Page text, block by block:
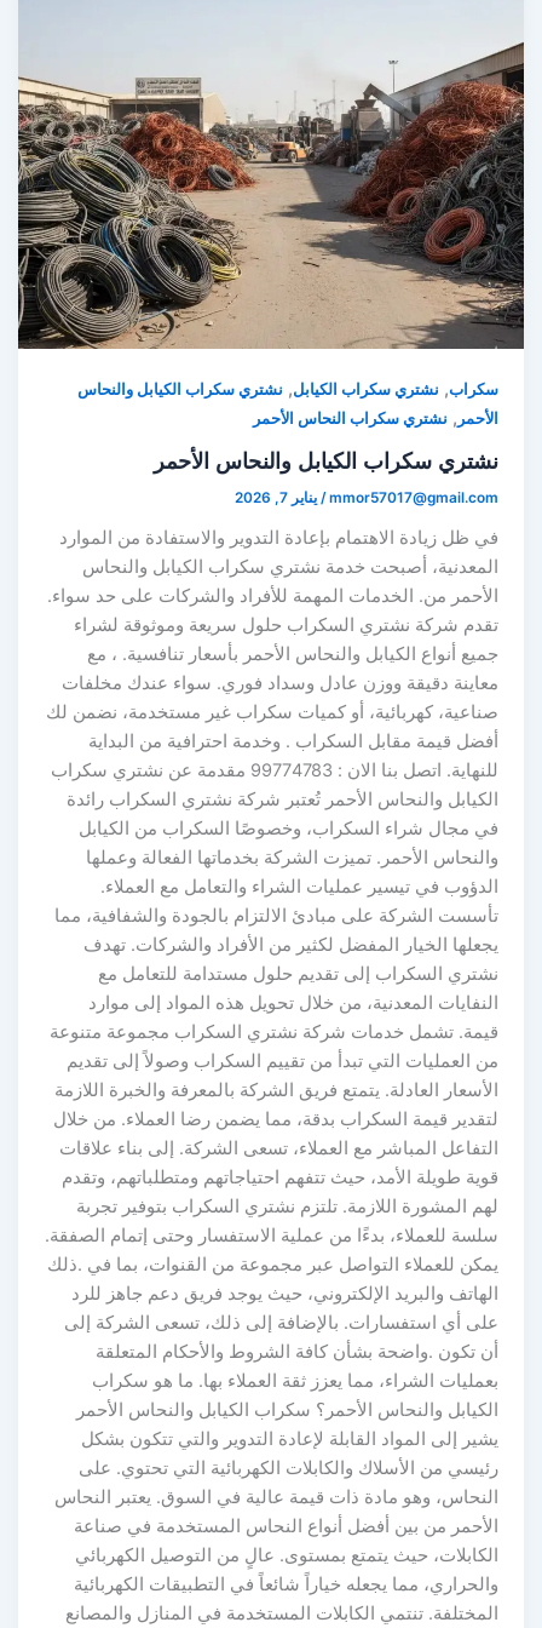
سكراب, نشتري سكراب الكيابل, نشتري سكراب الكيابل والنحاس
الأحمر , نشتري سكراب النحاس الأحمر
نشتري سكراب الكيابل والنحاس الأحمر
mmor57017@gmail.com
/يناير 7, 2026
في ظل زيادة الاهتمام بإعادة التدوير والاستفادة من الموارد
المعدنية، أصبحت خدمة نشتري سكراب الكيابل والنحاس
الأحمر من. الخدمات المهمة للأفراد والشركات على حد سواء.
تقدم شركة نشتري السكراب حلول سريعة وموثوقة لشراء
جميع أنواع الكيابل والنحاس الأحمر بأسعار تنافسية. ، مع
معاينة دقيقة ووزن عادل وسداد فوري. سواء عندك مخلفات
صناعية، كهربائية، أو كميات سكراب غير مستخدمة، نضمن لك
أفضل قيمة مقابل السكراب . وخدمة احترافية من البداية
للنهاية. اتصل بنا الان : 99774783 مقدمة عن نشتري سكراب
الكيابل والنحاس الأحمر تُعتبر شركة نشتري السكراب رائدة
في مجال شراء السكراب، وخصوصًا السكراب من الكيابل
والنحاس الأحمر. تميزت الشركة بخدماتها الفعالة وعملها
الدؤوب في تيسير عمليات الشراء والتعامل مع العملاء.
تأسست الشركة على مبادئ الالتزام بالجودة والشفافية، مما
يجعلها الخيار المفضل لكثير من الأفراد والشركات. تهدف
نشتري السكراب إلى تقديم حلول مستدامة للتعامل مع
النفايات المعدنية، من خلال تحويل هذه المواد إلى موارد
قيمة. تشمل خدمات شركة نشتري السكراب مجموعة متنوعة
من العمليات التي تبدأ من تقييم السكراب وصولاً إلى تقديم
الأسعار العادلة. يتمتع فريق الشركة بالمعرفة والخبرة اللازمة
لتقدير قيمة السكراب بدقة، مما يضمن رضا العملاء. من خلال
التفاعل المباشر مع العملاء، تسعى الشركة. إلى بناء علاقات
قوية طويلة الأمد، حيث تتفهم احتياجاتهم ومتطلباتهم، وتقدم
لهم المشورة اللازمة. تلتزم نشتري السكراب بتوفير تجربة
سلسة للعملاء، بدءًا من عملية الاستفسار وحتى إتمام الصفقة.
يمكن للعملاء التواصل عبر مجموعة من القنوات، بما في .ذلك
الهاتف والبريد الإلكتروني، حيث يوجد فريق دعم جاهز للرد
على أي استفسارات. بالإضافة إلى ذلك، تسعى الشركة إلى
أن تكون .واضحة بشأن كافة الشروط والأحكام المتعلقة
بعمليات الشراء، مما يعزز ثقة العملاء بها. ما هو سكراب
الكيابل والنحاس الأحمر؟ سكراب الكيابل والنحاس الأحمر
يشير إلى المواد القابلة لإعادة التدوير والتي تتكون بشكل
رئيسي من الأسلاك والكابلات الكهربائية التي تحتوي. على
النحاس، وهو مادة ذات قيمة عالية في السوق. يعتبر النحاس
الأحمر من بين أفضل أنواع النحاس المستخدمة في صناعة
الكابلات، حيث يتمتع بمستوى. عالٍ من التوصيل الكهربائي
والحراري، مما يجعله خياراً شائعاً في التطبيقات الكهربائية
المختلفة. تنتمي الكابلات المستخدمة في المنازل والمصانع